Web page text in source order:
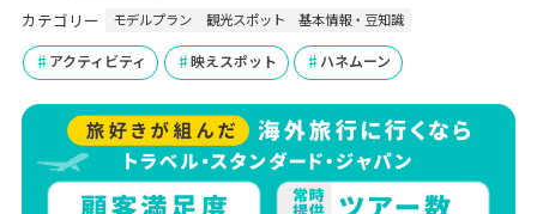
カテゴリー モデルプラン 観光スポット 基本情報・豆知識
アクティビティ 映えスポット ハネムーン